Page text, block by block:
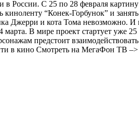
России. С 25 по 28 февраля
“Конек-Горбунок” и
и кота Тома невозможно. И
В мире проект стартует уже
предстоит
в кино Смотреть на МегаФон ТВ